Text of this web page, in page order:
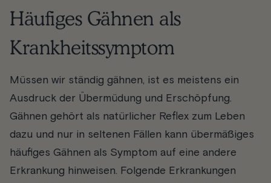
Häufiges Gähnen als
Krankheitssymptom
Müssen wir ständig gähnen, ist es meistens ein
Ausdruck der Übermüdung und Erschöpfung.
Gähnen gehört als natürlicher Reflex zum Leben
dazu und nur in seltenen Fällen kann übermäßiges
häufiges Gähnen als Symptom auf eine andere
Erkrankung hinweisen. Folgende Erkrankungen